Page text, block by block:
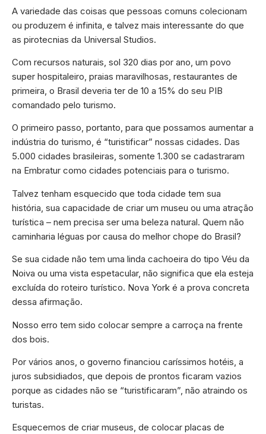
A variedade das coisas que pessoas comuns colecionam
ou produzem é infinita, e talvez mais interessante do que
as pirotecnias da Universal Studios.
Com recursos naturais, sol 320 dias por ano, um povo
super hospitaleiro, praias maravilhosas, restaurantes de
primeira, o Brasil deveria ter de 10 a 15% do seu PIB
comandado pelo turismo.
O primeiro passo, portanto, para que possamos aumentar a
indústria do turismo, é “turistificar” nossas cidades. Das
5.000 cidades brasileiras, somente 1.300 se cadastraram
na Embratur como cidades potenciais para o turismo.
Talvez tenham esquecido que toda cidade tem sua
história, sua capacidade de criar um museu ou uma atração
turística – nem precisa ser uma beleza natural. Quem não
caminharia léguas por causa do melhor chope do Brasil?
Se sua cidade não tem uma linda cachoeira do tipo Véu da
Noiva ou uma vista espetacular, não significa que ela esteja
excluída do roteiro turístico. Nova York é a prova concreta
dessa afirmação.
Nosso erro tem sido colocar sempre a carroça na frente
dos bois.
Por vários anos, o governo financiou caríssimos hotéis, a
juros subsidiados, que depois de prontos ficaram vazios
porque as cidades não se “turistificaram”, não atraindo os
turistas.
Esquecemos de criar museus, de colocar placas de